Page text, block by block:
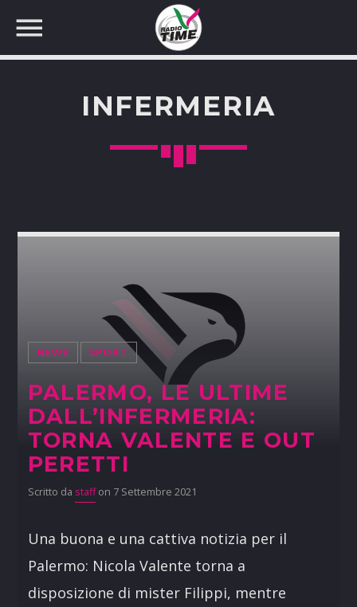
INFERMERIA
NEWS SPORT
PALERMO, LE ULTIME
DALL’INFERMERIA:
TORNA VALENTE E OUT
PERETTI
Scritto da staffon 7 Settembre 2021
Una buona e una cattiva notizia per il
Palermo: Nicola Valente torna a
disposizione di mister Filippi, mentre